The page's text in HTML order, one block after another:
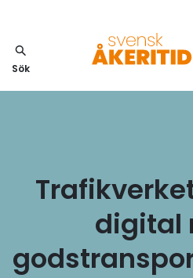
Sök
digital